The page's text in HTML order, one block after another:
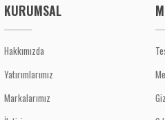
KURUMSAL
Hakkımızda
Yatırımlarımız
Markalarımız